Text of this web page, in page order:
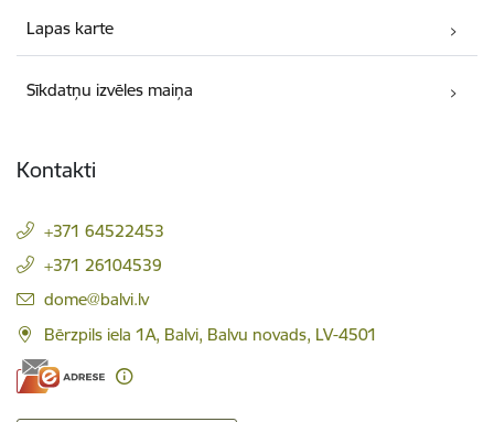
Lapas karte
Sīkdatņu izvēles maiņa
Kontakti
+371 64522453
+371 26104539
E-pasts:
dome@balvi.lv
Bērzpils iela 1A, Balvi, Balvu novads, LV-4501